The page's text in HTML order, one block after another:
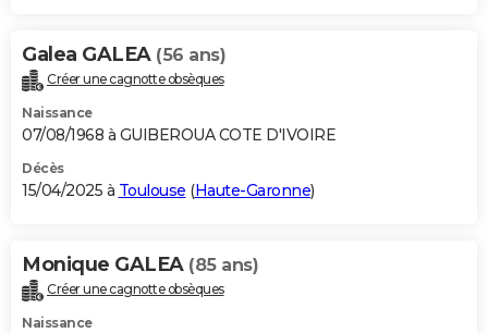
Galea GALEA (56 ans)
Créer une cagnotte obsèques
Naissance
07/08/1968 à GUIBEROUA COTE D'IVOIRE
Décès
15/04/2025 à Toulouse (Haute-Garonne)
Monique GALEA (85 ans)
Créer une cagnotte obsèques
Naissance